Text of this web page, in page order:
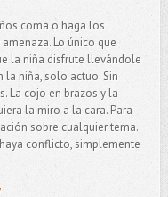
coma o haga los
Lo único que
la niña disfrute llevándole
la niña, solo actuo. Sin
La cojo en brazos y la
la miro a la cara. Para
sobre cualquier tema.
conflicto, simplemente